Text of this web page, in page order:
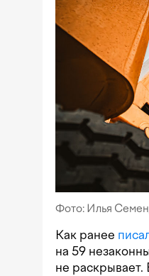
Фото: Илья
Как ранее
на 59
не раскрывает.